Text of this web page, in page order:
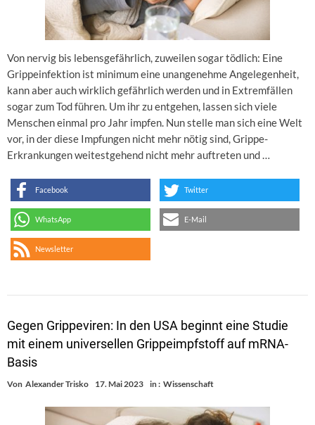
Von nervig bis lebensgefährlich, zuweilen sogar tödlich: Eine
Grippeinfektion ist minimum eine unangenehme Angelegenheit,
kann aber auch wirklich gefährlich werden und in Extremfällen
sogar zum Tod führen. Um ihr zu entgehen, lassen sich viele
Menschen einmal pro Jahr impfen. Nun stelle man sich eine Welt
vor, in der diese Impfungen nicht mehr nötig sind, Grippe-
Erkrankungen weitestgehend nicht mehr auftreten und …
Facebook Twitter
WhatsApp E-Mail
Newsletter
Gegen Grippeviren: In den USA beginnt eine Studie
mit einem universellen Grippeimpfstoff auf mRNA-
Basis
Von Alexander Trisko 17. Mai 2023 in : Wissenschaft